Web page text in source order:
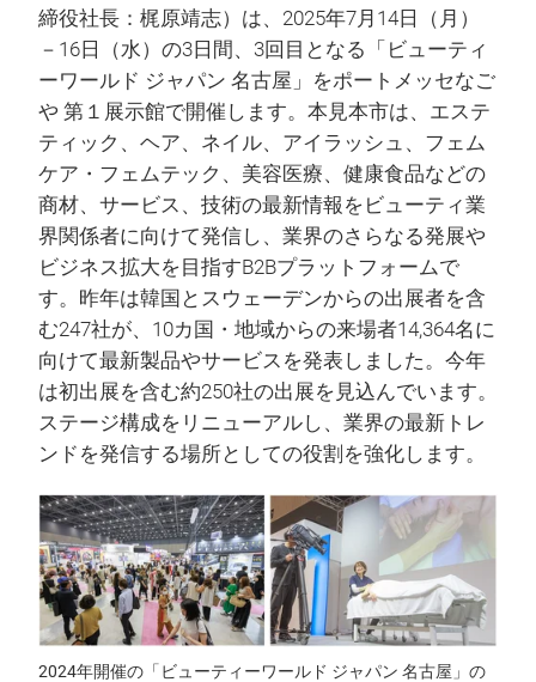
締役社長：梶原靖志）は、2025年7月14日（月）
－16日（水）の3日間、3回目となる「ビューティ
ーワールド ジャパン 名古屋」をポートメッセなご
や 第１展示館で開催します。本見本市は、エステ
ティック、ヘア、ネイル、アイラッシュ、フェム
ケア・フェムテック、美容医療、健康食品などの
商材、サービス、技術の最新情報をビューティ業
界関係者に向けて発信し、業界のさらなる発展や
ビジネス拡大を目指すB2Bプラットフォームで
す。昨年は韓国とスウェーデンからの出展者を含
む247社が、10カ国・地域からの来場者14,364名に
向けて最新製品やサービスを発表しました。今年
は初出展を含む約250社の出展を見込んでいます。
ステージ構成をリニューアルし、業界の最新トレ
ンドを発信する場所としての役割を強化します。
2024年開催の「ビューティーワールド ジャパン 名古屋」の